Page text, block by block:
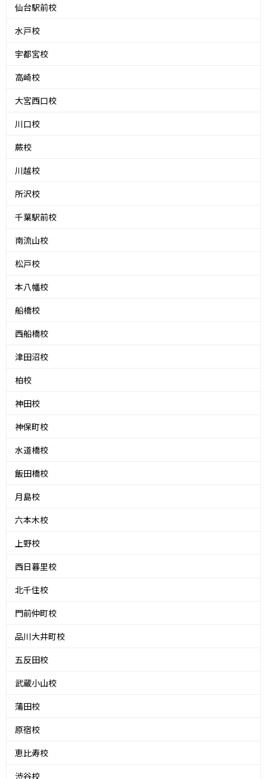
仙台駅前校
水戸校
宇都宮校
高崎校
大宮西口校
川口校
蕨校
川越校
所沢校
千葉駅前校
南流山校
松戸校
本八幡校
船橋校
西船橋校
津田沼校
柏校
神田校
神保町校
水道橋校
飯田橋校
月島校
六本木校
上野校
西日暮里校
北千住校
門前仲町校
品川大井町校
五反田校
武蔵小山校
蒲田校
原宿校
恵比寿校
渋谷校